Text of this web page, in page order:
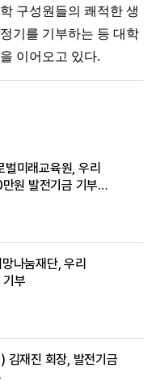
구성원들의 쾌적한 생
기를 기부하는 등 대학
이어오고 있다.
미래교육원, 우리
원 발전기금 기부
나눔재단, 우리
기부
김재진 회장, 발전기금